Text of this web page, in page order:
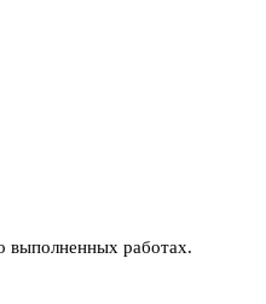
выполненных работах.